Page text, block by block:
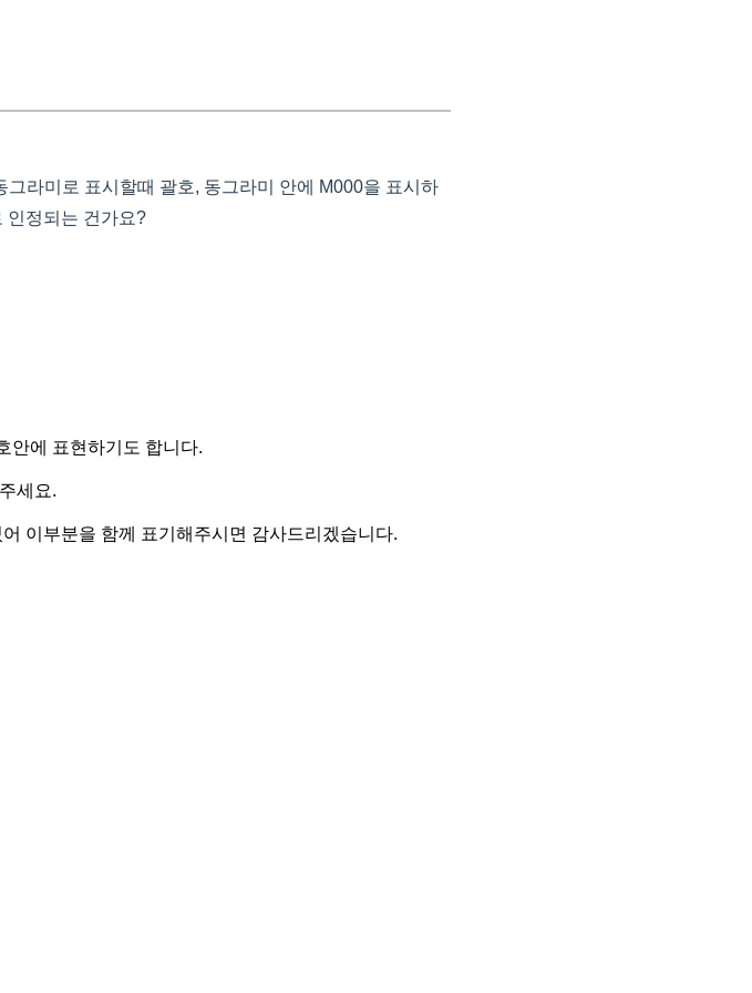
라미로 표시할때 괄호, 동그라미 안에 M000을 표시하
인정되는 건가요?
안에 표현하기도 합니다.
세요.
이부분을 함께 표기해주시면 감사드리겠습니다.